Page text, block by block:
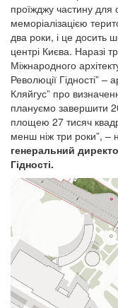
проїжджу частину для
меморіалізацією
два роки, і це досить
центрі Києва. Наразі
Міжнародного
Революції Гідності” –
Кляйгус” про
плануємо завершити
площею 27 тисяч
менш ніж три роки”, –
генеральний
Гідності.